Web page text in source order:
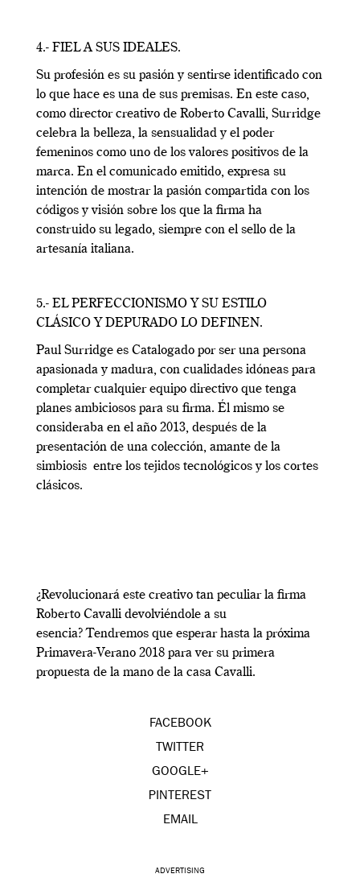
4.- FIEL A SUS IDEALES.
Su profesión es su pasión y sentirse identificado con
lo que hace es una de sus premisas. En este caso,
como director creativo de Roberto Cavalli, Surridge
celebra la belleza, la sensualidad y el poder
femeninos como uno de los valores positivos de la
marca. En el comunicado emitido, expresa su
intención de mostrar la pasión compartida con los
códigos y visión sobre los que la firma ha
construido su legado, siempre con el sello de la
artesanía italiana.
5.- EL PERFECCIONISMO Y SU ESTILO
CLÁSICO Y DEPURADO LO DEFINEN.
Paul Surridge es Catalogado por ser una persona
apasionada y madura, con cualidades idóneas para
completar cualquier equipo directivo que tenga
planes ambiciosos para su firma. Él mismo se
consideraba en el año 2013, después de la
presentación de una colección, amante de la
simbiosis entre los tejidos tecnológicos y los cortes
clásicos.
¿Revolucionará este creativo tan peculiar la firma
Roberto Cavalli devolviéndole a su
esencia?Tendremos que esperar hasta la próxima
Primavera-Verano 2018 para ver su primera
propuesta de la mano de la casa Cavalli.
FACEBOOK
TWITTER
GOOGLE+
PINTEREST
EMAIL
ADVERTISING